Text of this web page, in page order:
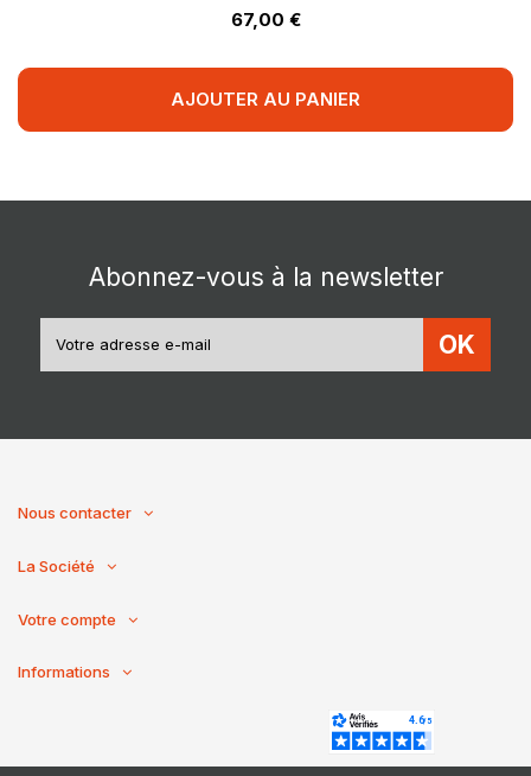
67,00 €
AJOUTER AU PANIER
Abonnez-vous à la newsletter
OK
Nous contacter
La Société
Votre compte
Informations